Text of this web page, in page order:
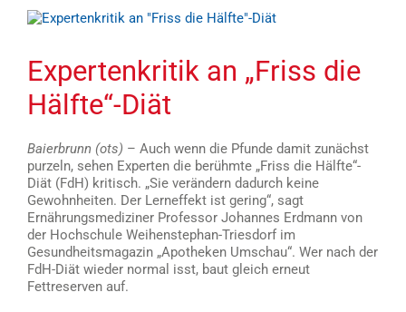
Zeige
Expertenkritik an „Friss die
Hälfte“-Diät
Baierbrunn (ots) – Auch wenn die Pfunde damit zunächst
purzeln, sehen Experten die berühmte „Friss die Hälfte“-
Diät (FdH) kritisch. „Sie verändern dadurch keine
Gewohnheiten. Der Lerneffekt ist gering“, sagt
Ernährungsmediziner Professor Johannes Erdmann von
der Hochschule Weihenstephan-Triesdorf im
Gesundheitsmagazin „Apotheken Umschau“. Wer nach der
FdH-Diät wieder normal isst, baut gleich erneut
Fettreserven auf.